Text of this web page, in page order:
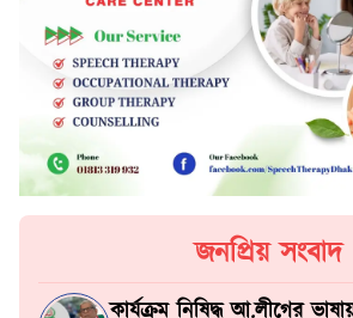
জনপ্রিয় সংবাদ